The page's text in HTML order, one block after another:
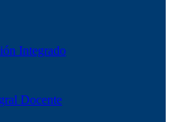
Integrado
Docente